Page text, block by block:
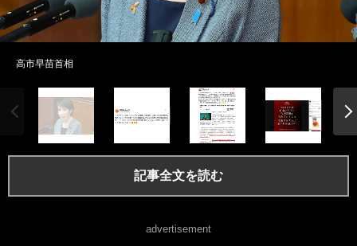
高市早苗首相
記事全文を読む
advertisement